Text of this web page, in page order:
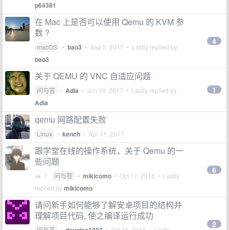
p64381
在 Mac 上是否可以使用 Qemu 的 KVM 参
数 ?
macOS • bao3 • Sep 5, 2017 • Lastly replied by
bao3
4
关于 QEMU 的 VNC 自适应问题
问与答 • Adia • Jun 19, 2017 • Lastly replied by
Adia
1
qemu 网路配置失败
Linux • kench • Apr 11, 2017
跟学堂在线的操作系统，关于 Qemu 的一
些问题
1 问与答 • mikicomo • Oct 17, 2016 • Lastly
replied bymikicomo
6
请问新手如何能够了解安卓项目的结构并
理解项目代码, 使之编译运行成功
2